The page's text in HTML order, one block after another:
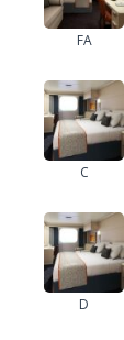
FA
C
D